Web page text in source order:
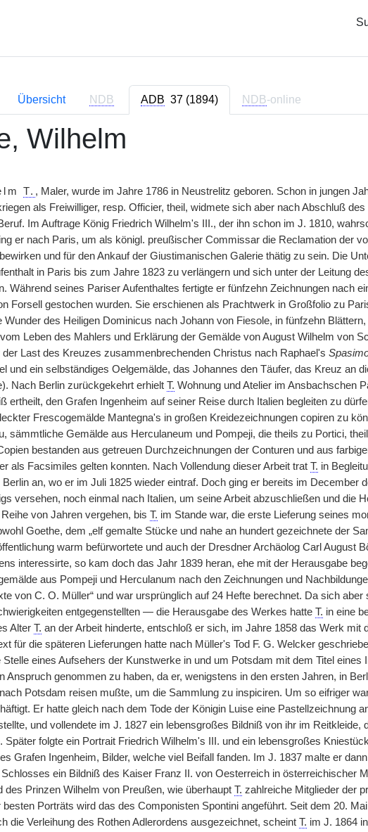
Übersicht NDB ADB 37 (1894) NDB-online
Wilhelm
T. , Maler, wurde im Jahre 1786 in Neustrelitz geboren. Schon in jungen
als Freiwilliger, resp. Officier, theil, widmete sich aber nach Abschluß
Im Auftrage König Friedrich Wilhelm's III., der ihn schon im J. 1810,
er nach Paris, um als königl. preußischer Commissar die Reclamation der
und für den Ankauf der Giustimanischen Galerie thätig zu sein. Die
in Paris bis zum Jahre 1823 zu verlängern und sich unter der Leitung
Während seines Pariser Aufenthaltes fertigte er fünfzehn Zeichnungen nach
Forsell gestochen wurden. Sie erschienen als Prachtwerk in Großfolio zu
Wunder des Heiligen Dominicus nach Johann von Fiesole, in fünfzehn
Leben des Mahlers und Erklärung der Gemälde von August Wilhelm von
der Last des Kreuzes zusammenbrechenden Christus nach Raphael's
und ein selbständiges Oelgemälde, das Johannes den Täufer, das Kreuz an
Nach Berlin zurückgekehrt erhielt T. Wohnung und Atelier im Ansbachschen
ertheilt, den Grafen Ingenheim auf seiner Reise durch Italien begleiten zu
Frescogemälde Mantegna's in großen Kreidezeichnungen copiren zu
sämmtliche Gemälde aus Herculaneum und Pompeji, die theils zu Portici,
bestanden aus getreuen Durchzeichnungen der Conturen und aus
als Facsimiles gelten konnten. Nach Vollendung dieser Arbeit trat T. in
an, wo er im Juli 1825 wieder eintraf. Doch ging er bereits im December
versehen, noch einmal nach Italien, um seine Arbeit abzuschließen und die
von Jahren vergehen, bis T. im Stande war, die erste Lieferung seines
Goethe, dem „elf gemalte Stücke und nahe an hundert gezeichnete der
warm befürwortete und auch der Dresdner Archäolog Carl August
interessirte, so kam doch das Jahr 1839 heran, ehe mit der Herausgabe
aus Pompeji und Herculanum nach den Zeichnungen und
von C. O. Müller“ und war ursprünglich auf 24 Hefte berechnet. Da sich aber
entgegenstellten — die Herausgabe des Werkes hatte T. in eine
Alter T. an der Arbeit hinderte, entschloß er sich, im Jahre 1858 das Werk mit
für die späteren Lieferungen hatte nach Müller's Tod F. G. Welcker
Stelle eines Aufsehers der Kunstwerke in und um Potsdam mit dem Titel
Anspruch genommen zu haben, da er, wenigstens in den ersten Jahren, in
Potsdam reisen mußte, um die Sammlung zu inspiciren. Um so eifriger
Er hatte gleich nach dem Tode der Königin Luise eine Pastellzeichnung
und vollendete im J. 1827 ein lebensgroßes Bildniß von ihr im Reitkleide,
Später folgte ein Portrait Friedrich Wilhelm's III. und ein lebensgroßes
Grafen Ingenheim, Bilder, welche viel Beifall fanden. Im J. 1837 malte er
ein Bildniß des Kaiser Franz II. von Oesterreich in österreichischer
des Prinzen Wilhelm von Preußen, wie überhaupt T. zahlreiche Mitglieder der
Porträts wird das des Componisten Spontini angeführt. Seit dem 20.
die Verleihung des Rothen Adlerordens ausgezeichnet, scheint T. im J. 1864